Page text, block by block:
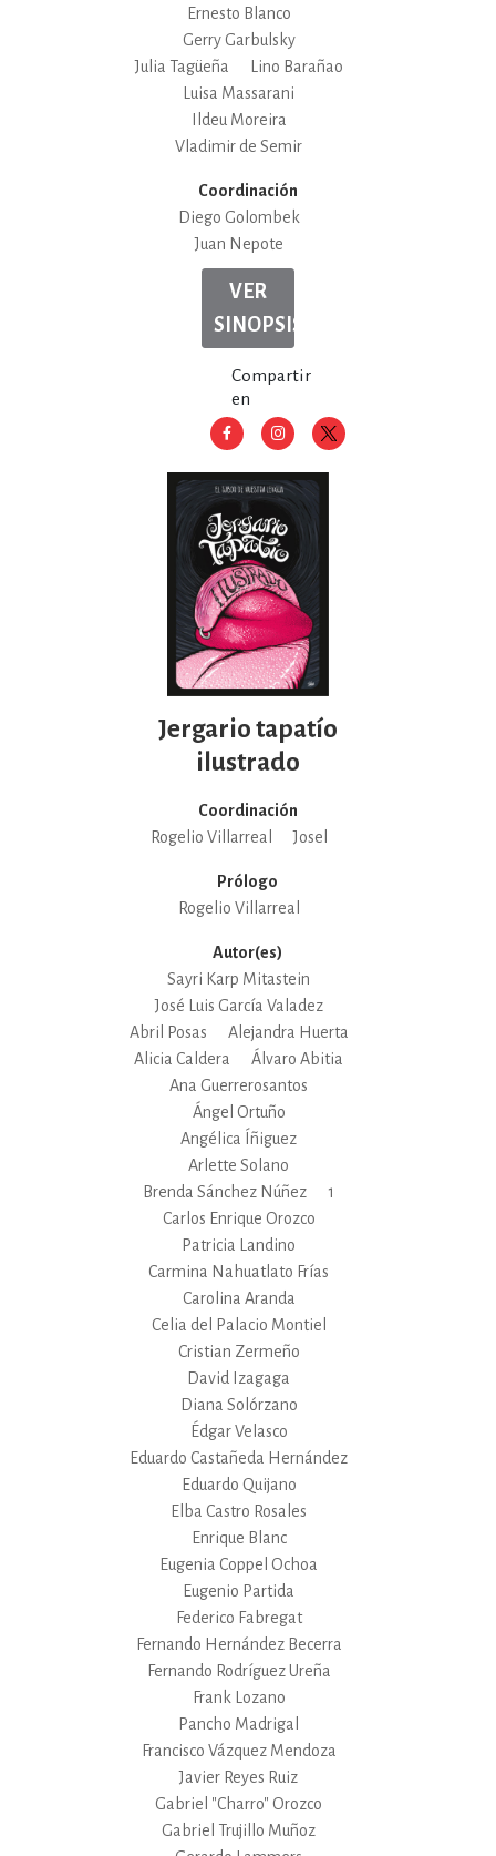
Ernesto Blanco
Gerry Garbulsky
Julia Tagüeña
Lino Barañao
Luisa Massarani
Ildeu Moreira
Vladimir de Semir
Coordinación
Diego Golombek
Juan Nepote
VER
SINOPSIS
Compartir
en
Jergario tapatío
ilustrado
Coordinación
Rogelio Villarreal
Josel
Prólogo
Rogelio Villarreal
Autor(es)
Sayri Karp Mitastein
José Luis García Valadez
Abril Posas
Alejandra Huerta
Alicia Caldera
Álvaro Abitia
Ana Guerrerosantos
Ángel Ortuño
Angélica Íñiguez
Arlette Solano
Brenda Sánchez Núñez
1
Carlos Enrique Orozco
Patricia Landino
Carmina Nahuatlato Frías
Carolina Aranda
Celia del Palacio Montiel
Cristian Zermeño
David Izagaga
Diana Solórzano
Édgar Velasco
Eduardo Castañeda Hernández
Eduardo Quijano
Elba Castro Rosales
Enrique Blanc
Eugenia Coppel Ochoa
Eugenio Partida
Federico Fabregat
Fernando Hernández Becerra
Fernando Rodríguez Ureña
Frank Lozano
Pancho Madrigal
Francisco Vázquez Mendoza
Javier Reyes Ruiz
Gabriel "Charro" Orozco
Gabriel Trujillo Muñoz